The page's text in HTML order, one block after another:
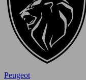
Peugeot